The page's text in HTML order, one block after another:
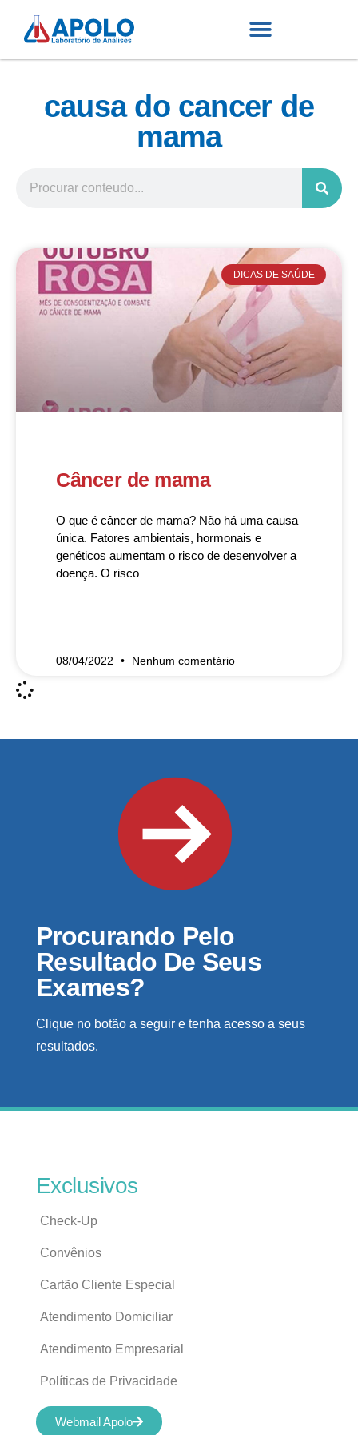
causa do cancer de
mama
DICAS DE SAÚDE
Câncer de mama
O que é câncer de mama? Não há uma causa
única. Fatores ambientais, hormonais e
genéticos aumentam o risco de desenvolver a
doença. O risco
08/04/2022 Nenhum comentário
Procurando Pelo
Resultado De Seus
Exames?
Clique no botão a seguir e tenha acesso a seus
resultados.
Exclusivos
Check-Up
Convênios
Cartão Cliente Especial
Atendimento Domiciliar
Atendimento Empresarial
Políticas de Privacidade
Webmail Apolo